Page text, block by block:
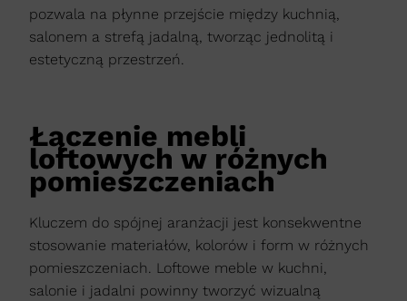
pozwala na płynne przejście między kuchnią,
salonem a strefą jadalną, tworząc jednolitą i
estetyczną przestrzeń.
Łączenie mebli
loftowych w różnych
pomieszczeniach
Kluczem do spójnej aranżacji jest konsekwentne
stosowanie materiałów, kolorów i form w różnych
pomieszczeniach. Loftowe meble w kuchni,
salonie i jadalni powinny tworzyć wizualną